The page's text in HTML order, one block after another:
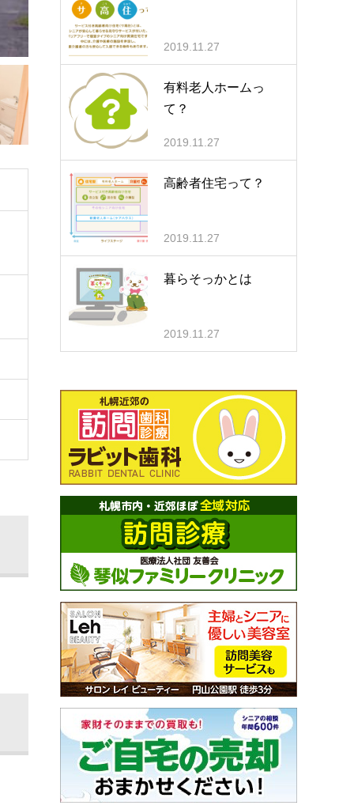
2019.11.27
有料老人ホームっ
て？
2019.11.27
高齢者住宅って？
2019.11.27
暮らそっかとは
2019.11.27